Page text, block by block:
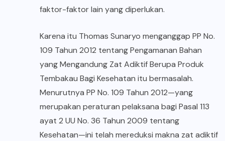
faktor-faktor lain yang diperlukan.
Karena itu Thomas Sunaryo menganggap PP No.
109 Tahun 2012 tentang Pengamanan Bahan
yang Mengandung Zat Adiktif Berupa Produk
Tembakau Bagi Kesehatan itu bermasalah.
Menurutnya PP No. 109 Tahun 2012—yang
merupakan peraturan pelaksana bagi Pasal 113
ayat 2 UU No. 36 Tahun 2009 tentang
Kesehatan—ini telah mereduksi makna zat adiktif